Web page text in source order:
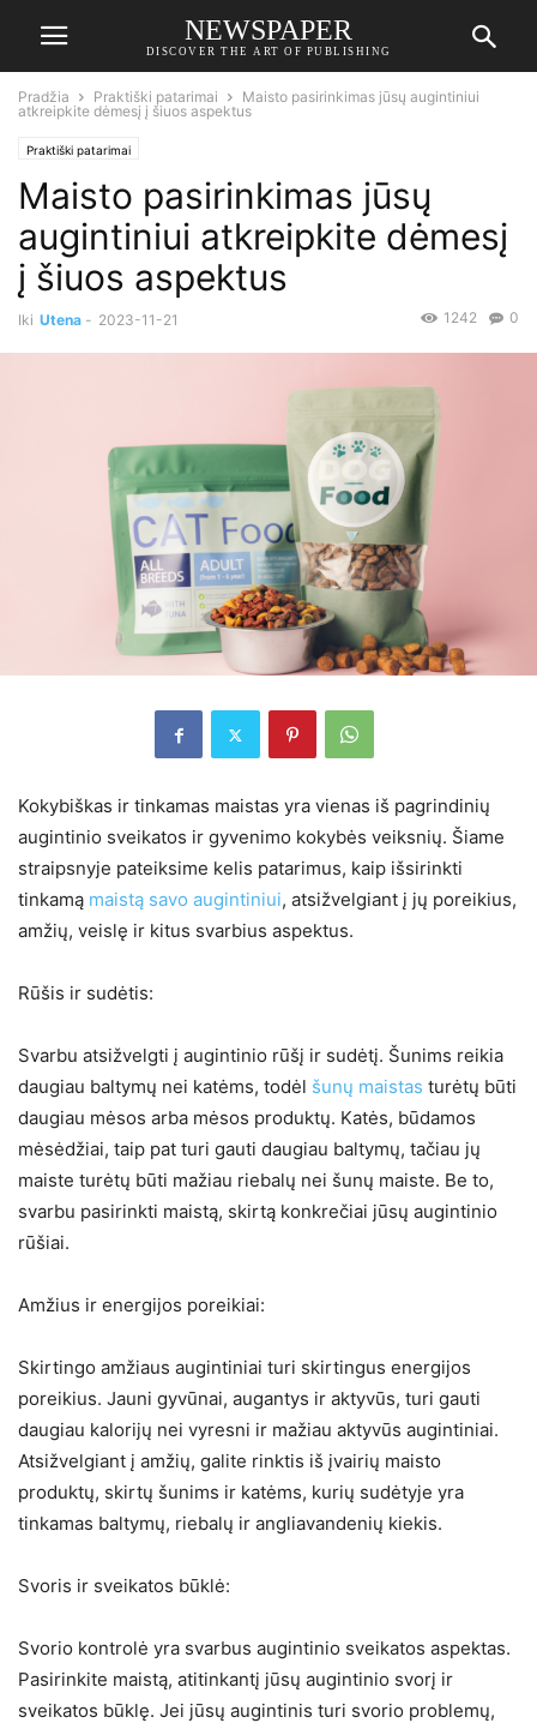
NEWSPAPER
DISCOVER THE ART OF PUBLISHING
Pradžia Praktiški patarimai
Maisto pasirinkimas jūsų augintiniui
atkreipkite dėmesį į šiuos aspektus
Praktiški patarimai
Maisto pasirinkimas jūsų
augintiniui atkreipkite dėmesį
į šiuos aspektus
Iki Utena - 2023-11-21 0
1242
Kokybiškas ir tinkamas maistas yra vienas iš pagrindinių
augintinio sveikatos ir gyvenimo kokybės veiksnių. Šiame
straipsnyje pateiksime kelis patarimus, kaip išsirinkti
tinkamą maistą savo augintiniui, atsižvelgiant į jų poreikius,
amžių, veislę ir kitus svarbius aspektus.
Rūšis ir sudėtis:
Svarbu atsižvelgti į augintinio rūšį ir sudėtį. Šunims reikia
daugiau baltymų nei katėms, todėl šunų maistas turėtų būti
daugiau mėsos arba mėsos produktų. Katės, būdamos
mėsėdžiai, taip pat turi gauti daugiau baltymų, tačiau jų
maiste turėtų būti mažiau riebalų nei šunų maiste. Be to,
svarbu pasirinkti maistą, skirtą konkrečiai jūsų augintinio
rūšiai.
Amžius ir energijos poreikiai:
Skirtingo amžiaus augintiniai turi skirtingus energijos
poreikius. Jauni gyvūnai, augantys ir aktyvūs, turi gauti
daugiau kalorijų nei vyresni ir mažiau aktyvūs augintiniai.
Atsižvelgiant į amžių, galite rinktis iš įvairių maisto
produktų, skirtų šunims ir katėms, kurių sudėtyje yra
tinkamas baltymų, riebalų ir angliavandenių kiekis.
Svoris ir sveikatos būklė:
Svorio kontrolė yra svarbus augintinio sveikatos aspektas.
Pasirinkite maistą, atitinkantį jūsų augintinio svorį ir
sveikatos būklę. Jei jūsų augintinis turi svorio problemų,